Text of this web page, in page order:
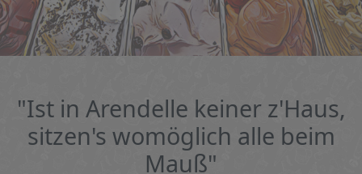
"Ist in Arendelle keiner z'Haus,
sitzen's womöglich alle beim
Mauß"